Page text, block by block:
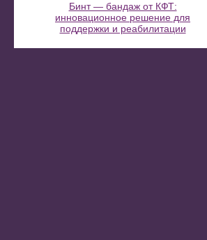
Бинт — бандаж от КФТ:
инновационное решение для
поддержки и реабилитации